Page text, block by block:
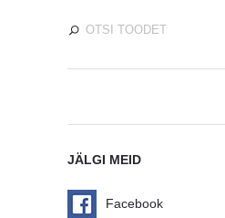
JÄLGI MEID
Facebook